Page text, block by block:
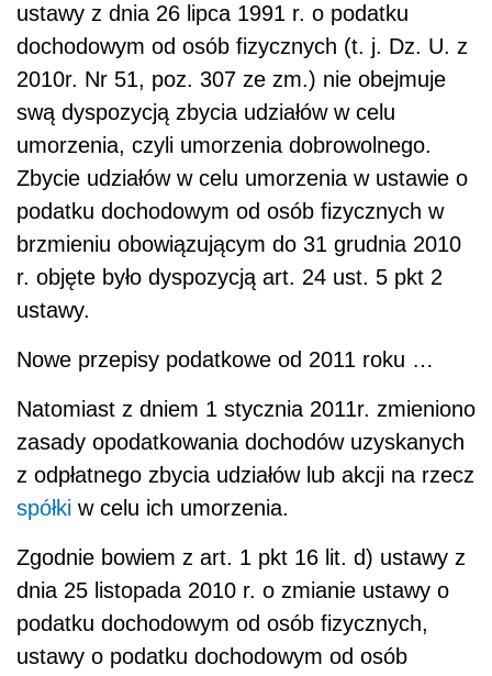
ustawy z dnia 26 lipca 1991 r. o podatku
dochodowym od osób fizycznych (t. j. Dz. U. z
2010r. Nr 51, poz. 307 ze zm.) nie obejmuje
swą dyspozycją zbycia udziałów w celu
umorzenia, czyli umorzenia dobrowolnego.
Zbycie udziałów w celu umorzenia w ustawie o
podatku dochodowym od osób fizycznych w
brzmieniu obowiązującym do 31 grudnia 2010
r. objęte było dyspozycją art. 24 ust. 5 pkt 2
ustawy.
Nowe przepisy podatkowe od 2011 roku …
Natomiast z dniem 1 stycznia 2011r. zmieniono
zasady opodatkowania dochodów uzyskanych
z odpłatnego zbycia udziałów lub akcji na rzecz
spółki w celu ich umorzenia.
Zgodnie bowiem z art. 1 pkt 16 lit. d) ustawy z
dnia 25 listopada 2010 r. o zmianie ustawy o
podatku dochodowym od osób fizycznych,
ustawy o podatku dochodowym od osób